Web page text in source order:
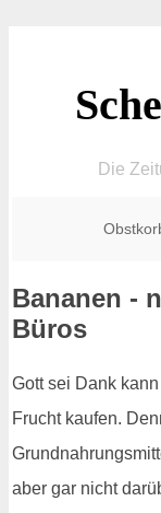
Die
Bananen -
Büros
Gott sei Dank
Frucht kaufen.
aber gar nicht